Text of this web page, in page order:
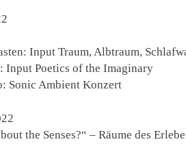
InputTraum, Albtraum,
InputPoetics of the Imaginary
Sonic Ambient Konzert
the Senses?“ – Räume des